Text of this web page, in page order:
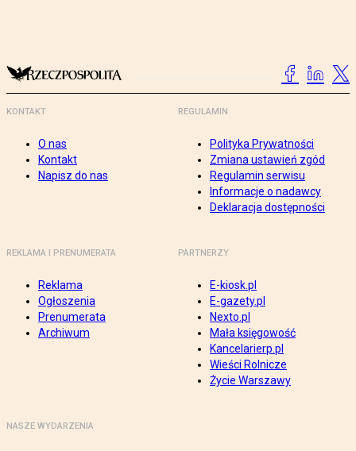
KONTAKT
O nas
Kontakt
Napisz do nas
REGULAMIN
Polityka Prywatności
Zmiana ustawień zgód
Regulamin serwisu
Informacje o nadawcy
Deklaracja dostępności
REKLAMA I PRENUMERATA
Reklama
Ogłoszenia
Prenumerata
Archiwum
PARTNERZY
E-kiosk.pl
E-gazety.pl
Nexto.pl
Mała księgowość
Kancelarierp.pl
Wieści Rolnicze
Życie Warszawy
NASZE WYDARZENIA